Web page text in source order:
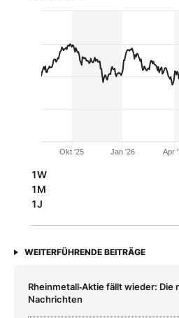
Okt '25 Jan '26 Apr
1W
1M
1J
WEITERFÜHRENDE BEITRÄGE
Rheinmetall‑Aktie fällt wieder:
Nachrichten